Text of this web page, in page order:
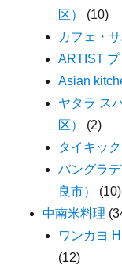
区）
(10)
カフェ・
ARTIST
Asian
ヤタラ ス
区）
(2)
タイキッ
バングラ
良市）
(10)
中南米料理
ワンカヨ
(12)